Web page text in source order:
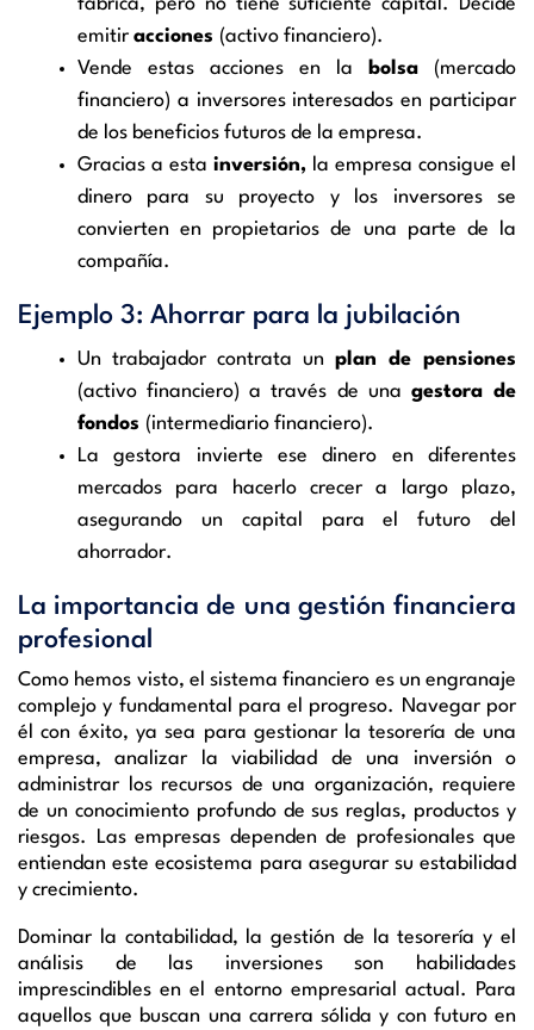
emitir acciones (activo financiero).
Vende estas acciones en la
bolsa (mercado
financiero) a inversores interesados en participar
de los beneficios futuros de la empresa.
Gracias a esta inversión, la empresa consigue el
dinero para su proyecto y los inversores se
convierten en propietarios de una parte de la
compañía.
Ejemplo 3: Ahorrar para la jubilación
Un trabajador contrata un plan de pensiones
(activo financiero) a través de una gestora de
fondos (intermediario financiero).
La gestora invierte ese dinero en diferentes
mercados para hacerlo crecer a largo plazo,
asegurando un capital para el futuro del
ahorrador.
La importancia de una gestión financiera
profesional
Como hemos visto, el sistema financiero es un engranaje
complejo y fundamental para el progreso. Navegar por
él con éxito, ya sea para gestionar la tesorería de una
empresa, analizar la viabilidad de una inversión o
administrar los recursos de una organización, requiere
de un conocimiento profundo de sus reglas, productos y
riesgos. Las empresas dependen de profesionales que
entiendan este ecosistema para asegurar su estabilidad
y crecimiento.
Dominar la contabilidad, la gestión de la tesorería y el
análisis de las inversiones son habilidades
imprescindibles en el entorno empresarial actual. Para
aquellos que buscan una carrera sólida y con futuro en